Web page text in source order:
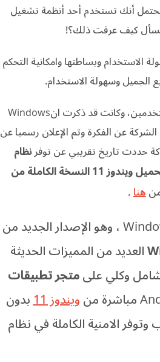
أنك تستخدم أحد أنظمة تشغيل
كيف عرفت ذلك؟!
الاستخدام وبساطتها وامكانية التحكم
الجميل وسهولة الاستخدام.
وكانت قد ذكرت انWindows
عن الفكرة وتم الإعلان رسميا عن
حددت تاريخ تقريبي عن توفرنظام
تحميل ويندوز 11 النسخة الكاملة من
هنا.
أعلنت شركة مايكروسوفت Microsoft رسميا عن صدور Windows 11 ، وهو الإصدار الجديد من
العديد من المميزات الحديثة
شامل وكلي علىمتجر تطبيقات
ويندوز 11 بدون
الامنية الكاملة في نظام